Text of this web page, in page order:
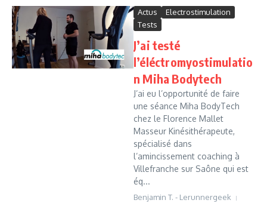
Actus
Electrostimulation
Tests
J’ai testé
l’éléctromyostimulatio
n Miha Bodytech
J’ai eu l’opportunité de faire
une séance Miha BodyTech
chez le Florence Mallet
Masseur Kinésithérapeute,
spécialisé dans
l’amincissement coaching à
Villefranche sur Saône qui est
éq...
Benjamin T. - Lerunnergeek